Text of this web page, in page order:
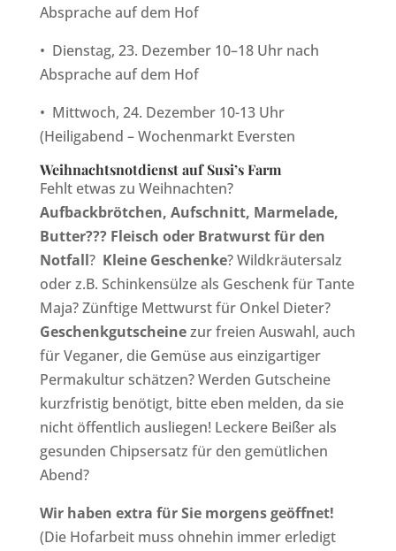
Absprache auf dem Hof
• Dienstag, 23. Dezember 10–18 Uhr nach
Absprache auf dem Hof
• Mittwoch, 24. Dezember 10-13 Uhr
(Heiligabend – Wochenmarkt Eversten
Weihnachtsnotdienst auf Susi’s Farm
Fehlt etwas zu Weihnachten?
Aufbackbrötchen, Aufschnitt, Marmelade,
Butter??? Fleisch oder Bratwurst für den
Notfall? Kleine Geschenke? Wildkräutersalz
oder z.B. Schinkensülze als Geschenk für Tante
Maja? Zünftige Mettwurst für Onkel Dieter?
Geschenkgutscheinezur freien Auswahl, auch
für Veganer, die Gemüse aus einzigartiger
Permakultur schätzen? Werden Gutscheine
kurzfristig benötigt, bitte eben melden, da sie
nicht öffentlich ausliegen! Leckere Beißer als
gesunden Chipsersatz für den gemütlichen
Abend?
Wir haben extra für Sie morgens geöffnet!
(Die Hofarbeit muss ohnehin immer erledigt